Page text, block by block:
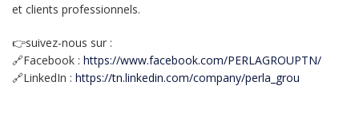
et clients professionnels.
👉suivez-nous sur :
🔗Facebook : https://www.facebook.com/PERLAGROUPTN/
🔗LinkedIn : https://tn.linkedin.com/company/perla_grou